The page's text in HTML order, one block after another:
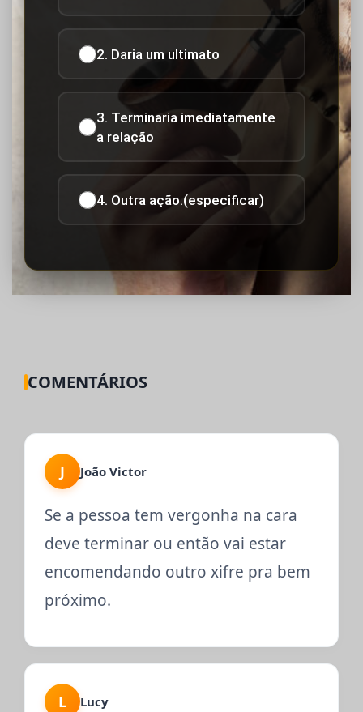
2. Daria um ultimato
3. Terminaria imediatamente
a relação
4. Outra ação.(especificar)
COMENTÁRIOS
J João Victor
Se a pessoa tem vergonha na cara
deve terminar ou então vai estar
encomendando outro xifre pra bem
próximo.
L Lucy